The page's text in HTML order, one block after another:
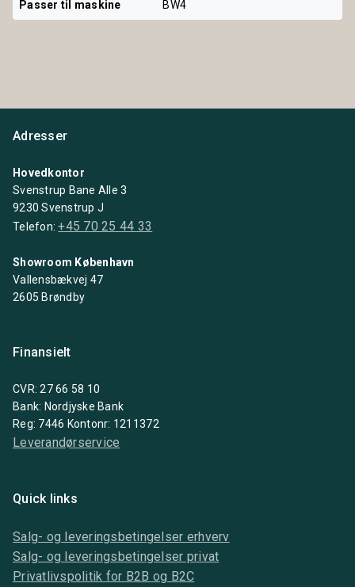
Passer til maskine BW4
Adresser
Hovedkontor
Svenstrup Bane Alle 3
9230 Svenstrup J
Telefon:+45 70 25 44 33
Showroom København
Vallensbækvej 47
2605 Brøndby
Finansielt
CVR: 27 66 58 10
Bank: Nordjyske Bank
Reg: 7446 Kontonr: 1211372
Leverandørservice
Quick links
Salg- og leveringsbetingelser erhverv
Salg- og leveringsbetingelser privat
Privatlivspolitik for B2B og B2C